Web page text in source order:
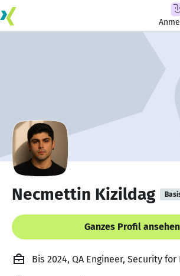
Necmettin Kizildag
Ganzes Profil ansehen
Bis 2024, QA Engineer, Security for